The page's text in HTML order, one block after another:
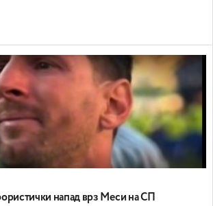
напад врз Меси на СП